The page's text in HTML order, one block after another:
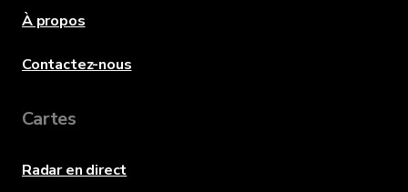
À propos
Contactez-nous
Cartes
Radar en direct